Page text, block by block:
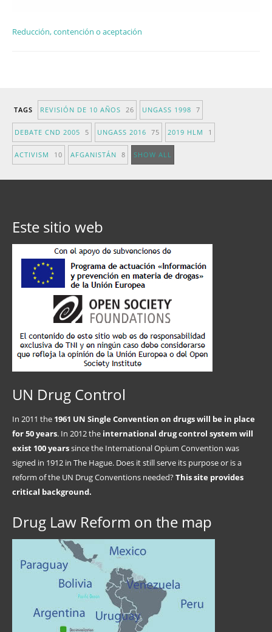
Reducción, contención o aceptación
TAGS REVISIÓN DE 10 AÑOS 26 UNGASS 1998 7
DEBATE CND 2005 5 UNGASS 2016 75 2019 HLM 1
ACTIVISM 10 AFGANISTÁN 8 SHOW ALL
Este sitio web
UN Drug Control
In 2011 the 1961 UN Single Convention on drugs will be in place
for 50 years. In 2012 the international drug control system will
exist 100 yearssince the International Opium Convention was
signed in 1912 in The Hague. Does it still serve its purpose or is a
reform of the UN Drug Conventions needed?This site provides
critical background.
Drug Law Reform on the map